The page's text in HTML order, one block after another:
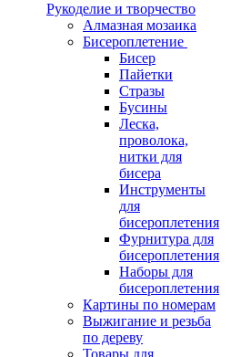
Рукоделие и творчество
Алмазная мозаика
Бисероплетение
Бисер
Пайетки
Стразы
Бусины
Леска,
проволока,
нитки для
бисера
Инструменты
для
бисероплетения
Фурнитура для
бисероплетения
Наборы для
бисероплетения
Картины по номерам
Выжигание и резьба
по дереву
Товары для